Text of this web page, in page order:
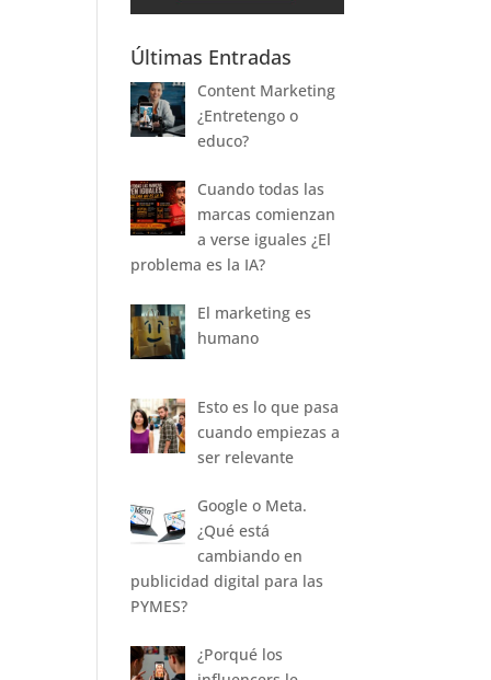
Últimas Entradas
Content Marketing
¿Entretengo o
educo?
Cuando todas las
marcas comienzan
a verse iguales ¿El
problema es la IA?
El marketing es
humano
Esto es lo que pasa
cuando empiezas a
ser relevante
Google o Meta.
¿Qué está
cambiando en
publicidad digital para las
PYMES?
¿Porqué los